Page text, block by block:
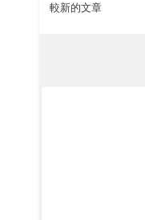
較新的文章